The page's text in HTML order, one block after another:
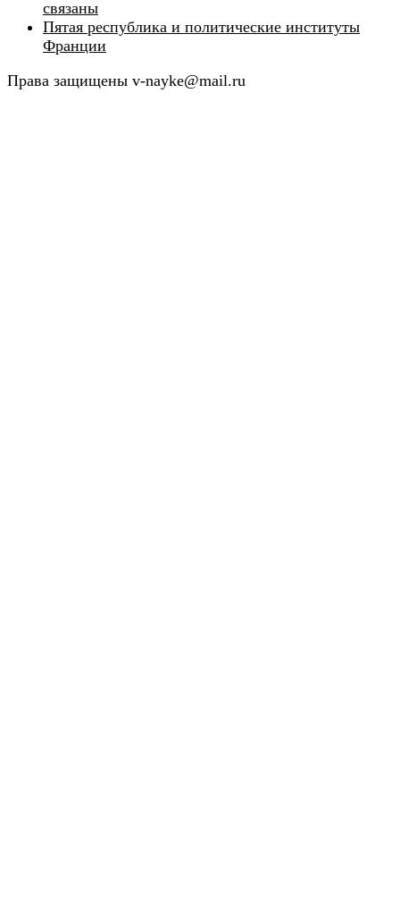
связаны
Пятая республика и политические институты
Франции
Права защищены v-nayke@mail.ru